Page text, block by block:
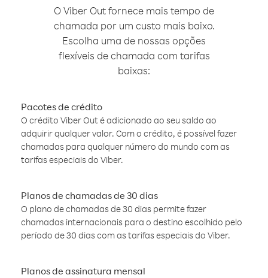
O Viber Out fornece mais tempo de
chamada por um custo mais baixo.
Escolha uma de nossas opções
flexíveis de chamada com tarifas
baixas:
Pacotes de crédito
O crédito Viber Out é adicionado ao seu saldo ao
adquirir qualquer valor. Com o crédito, é possível fazer
chamadas para qualquer número do mundo com as
tarifas especiais do Viber.
Planos de chamadas de 30 dias
O plano de chamadas de 30 dias permite fazer
chamadas internacionais para o destino escolhido pelo
período de 30 dias com as tarifas especiais do Viber.
Planos de assinatura mensal